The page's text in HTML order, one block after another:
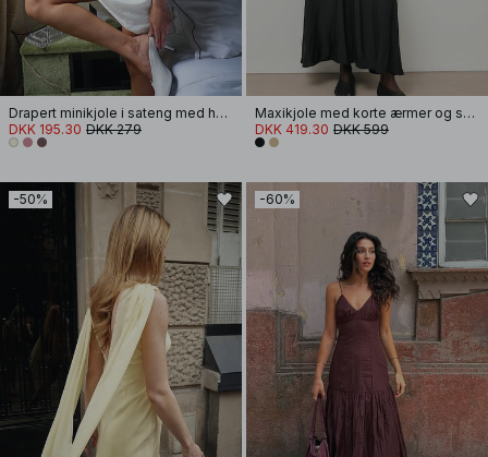
Drapert minikjole i sateng med halterneck
DKK 195.30 DKK 279
Maxikjole med korte ærmer og smock i taljen
DKK 419.30 DKK 599
-50% -60%